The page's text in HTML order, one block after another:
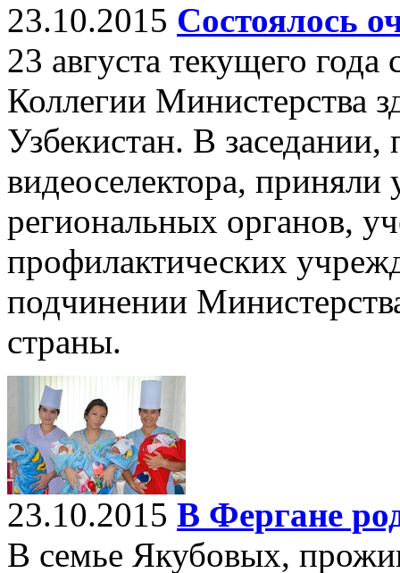
23.10.2015 Состоялось
23 августа текущего года
Коллегии Министерства
Узбекистан. В
видеоселектора, приняли
региональных органов,
профилактических
подчинении
страны.
23.10.2015 В Фергане
В семье Якубовых,